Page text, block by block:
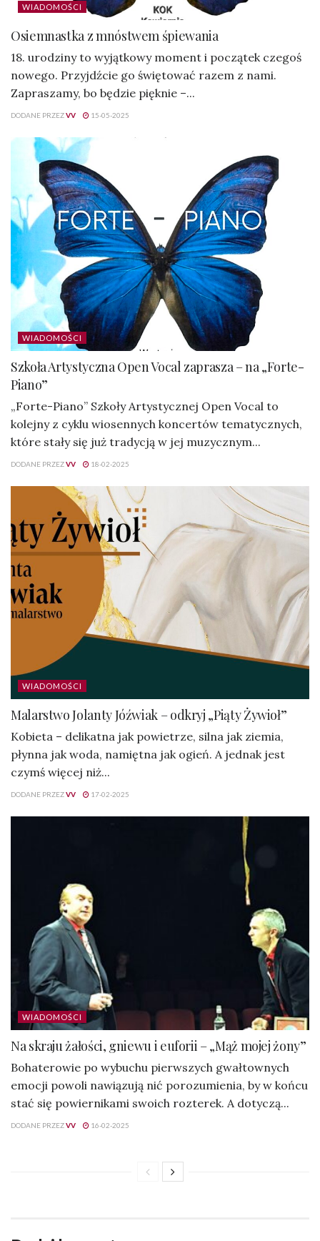
WIADOMOŚCI
Osiemnastka z mnóstwem śpiewania
18. urodziny to wyjątkowy moment i początek czegoś
nowego. Przyjdźcie go świętować razem z nami.
Zapraszamy, bo będzie pięknie –...
DODANE PRZEZVV 15-05-2025
WIADOMOŚCI
Szkoła Artystyczna Open Vocal zaprasza – na „Forte-
Piano”
„Forte-Piano” Szkoły Artystycznej Open Vocal to
kolejny z cyklu wiosennych koncertów tematycznych,
które stały się już tradycją w jej muzycznym...
DODANE PRZEZVV 18-02-2025
WIADOMOŚCI
Malarstwo Jolanty Jóźwiak – odkryj „Piąty Żywioł”
Kobieta – delikatna jak powietrze, silna jak ziemia,
płynna jak woda, namiętna jak ogień. A jednak jest
czymś więcej niż...
DODANE PRZEZVV 17-02-2025
WIADOMOŚCI
Na skraju żałości, gniewu i euforii – „Mąż mojej żony”
Bohaterowie po wybuchu pierwszych gwałtownych
emocji powoli nawiązują nić porozumienia, by w końcu
stać się powiernikami swoich rozterek. A dotyczą...
DODANE PRZEZVV 16-02-2025